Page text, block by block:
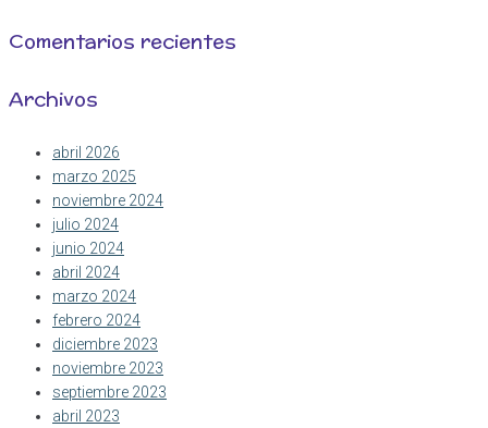
Comentarios recientes
Archivos
abril 2026
marzo 2025
noviembre 2024
julio 2024
junio 2024
abril 2024
marzo 2024
febrero 2024
diciembre 2023
noviembre 2023
septiembre 2023
abril 2023